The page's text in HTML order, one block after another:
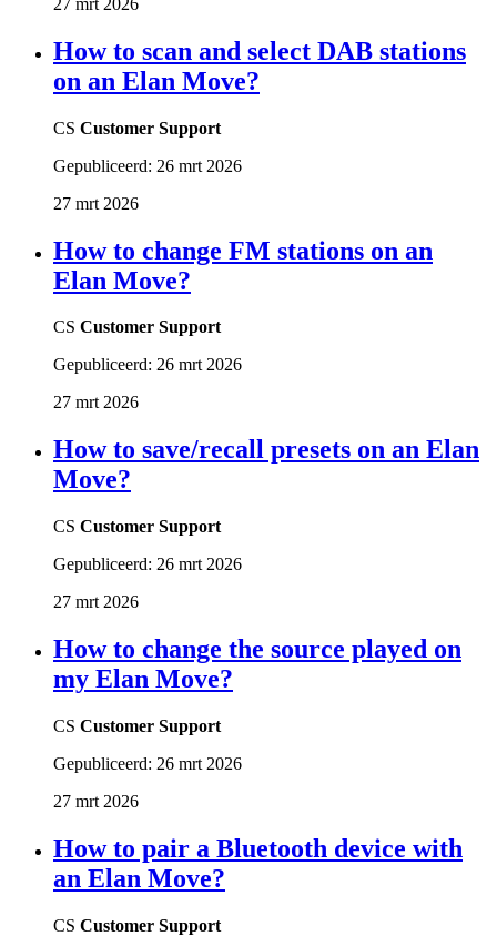
How to scan and select DAB stations
on an Elan Move?
CS Customer Support
Gepubliceerd: 26 mrt 2026
27 mrt 2026
How to change FM stations on an
Elan Move?
CS Customer Support
Gepubliceerd: 26 mrt 2026
27 mrt 2026
How to save/recall presets on an Elan
Move?
CS Customer Support
Gepubliceerd: 26 mrt 2026
27 mrt 2026
How to change the source played on
my Elan Move?
CS Customer Support
Gepubliceerd: 26 mrt 2026
27 mrt 2026
How to pair a Bluetooth device with
an Elan Move?
CS Customer Support